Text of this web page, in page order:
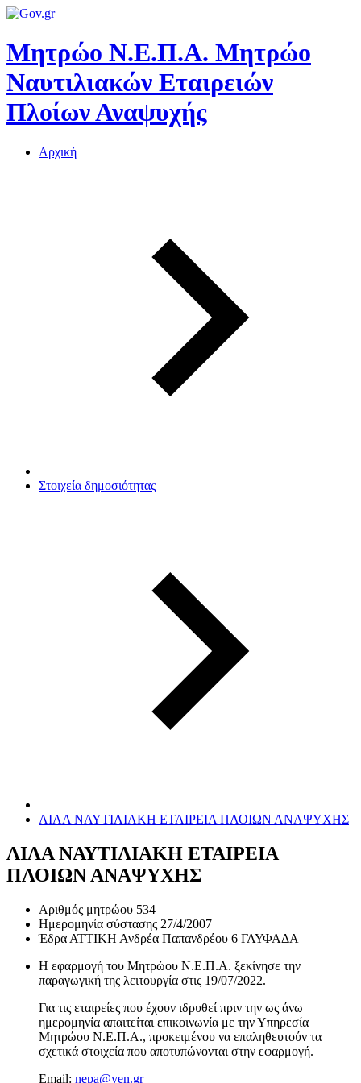
Μητρώο Ν.Ε.Π.Α. Μητρώο
Ναυτιλιακών Εταιρειών
Πλοίων Αναψυχής
Αρχική
Στοιχεία δημοσιότητας
ΛΙΛΑ ΝΑΥΤΙΛΙΑΚΗ ΕΤΑΙΡΕΙΑ ΠΛΟΙΩΝ ΑΝΑΨΥΧΗΣ
ΛΙΛΑ ΝΑΥΤΙΛΙΑΚΗ ΕΤΑΙΡΕΙΑ
ΠΛΟΙΩΝ ΑΝΑΨΥΧΗΣ
Αριθμός μητρώου 534
Ημερομηνία σύστασης 27/4/2007
Έδρα ΑΤΤΙΚΗ Ανδρέα Παπανδρέου 6 ΓΛΥΦΑΔΑ
Η εφαρμογή του Μητρώου Ν.Ε.Π.Α. ξεκίνησε την
παραγωγική της λειτουργία στις 19/07/2022.
Για τις εταιρείες που έχουν ιδρυθεί πριν την ως άνω
ημερομηνία απαιτείται επικοινωνία με την Υπηρεσία
Μητρώου Ν.Ε.Π.Α., προκειμένου να επαληθευτούν τα
σχετικά στοιχεία που αποτυπώνονται στην εφαρμογή.
Email: nepa@yen.gr